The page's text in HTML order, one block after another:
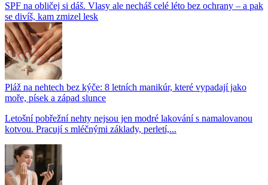
SPF na obličej si dáš. Vlasy ale necháš celé léto bez ochrany – a pak
se divíš, kam zmizel lesk
Pláž na nehtech bez kýče: 8 letních manikúr, které vypadají jako
moře, písek a západ slunce
Letošní pobřežní nehty nejsou jen modré lakování s namalovanou
kotvou. Pracují s mléčnými základy, perletí,...